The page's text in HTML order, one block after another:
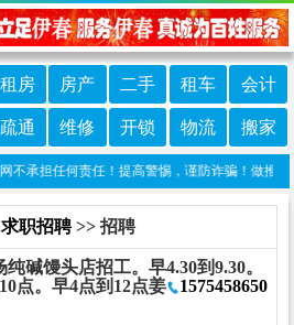
租房 房产 二手 租车 会计
疏通 维修 开锁 物流 搬家
承担任何责任！提高警惕，谨防诈骗！做推广
求职招聘>> 招聘
纯碱馒头店招工。早4.30到9.30。
点。早4点到12点姜
1575458650